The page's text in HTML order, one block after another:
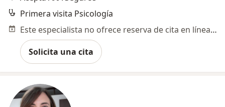
Primera visita Psicología
Este especialista no ofrece reserva de cita en línea en esta dirección.
Solicita una cita